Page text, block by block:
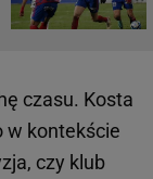
czasu. Kosta
w kontekście
czy klub